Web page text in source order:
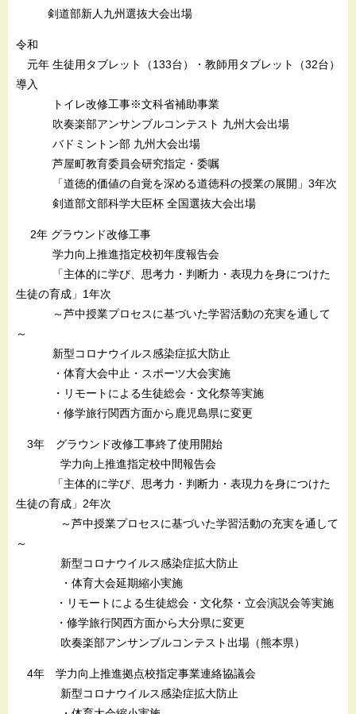
剣道部新人九州選抜大会出場
令和
元年 生徒用タブレット（133台）・教師用タブレット（32台）
導入
トイレ改修工事※文科省補助事業
吹奏楽部アンサンブルコンテスト 九州大会出場
バドミントン部 九州大会出場
芦屋町教育委員会研究指定・委嘱
「道徳的価値の自覚を深める道徳科の授業の展開」3年次
剣道部文部科学大臣杯 全国選抜大会出場
2年 グラウンド改修工事
学力向上推進指定校初年度報告会
「主体的に学び、思考力・判断力・表現力を身につけた
生徒の育成」1年次
～芦中授業プロセスに基づいた学習活動の充実を通して
～
新型コロナウイルス感染症拡大防止
・体育大会中止・スポーツ大会実施
・リモートによる生徒総会・文化祭等実施
・修学旅行関西方面から鹿児島県に変更
3年 グラウンド改修工事終了使用開始
学力向上推進指定校中間報告会
「主体的に学び、思考力・判断力・表現力を身につけた
生徒の育成」2年次
～芦中授業プロセスに基づいた学習活動の充実を通して
～
新型コロナウイルス感染症拡大防止
・体育大会延期縮小実施
・リモートによる生徒総会・文化祭・立会演説会等実施
・修学旅行関西方面から大分県に変更
吹奏楽部アンサンブルコンテスト出場（熊本県）
4年 学力向上推進拠点校指定事業連絡協議会
新型コロナウイルス感染症拡大防止